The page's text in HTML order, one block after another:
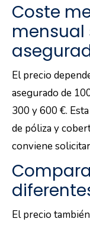
Coste
El precio
asegurado de
300 y 600 €.
de póliza y
conviene
El precio